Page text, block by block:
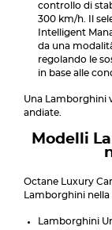
controllo di
300 km/h. Il
Intelligent
da una
regolando le
in base alle
Una Lamborghini
andiate.
Modelli
Octane Luxury
Lamborghini
Lamborghini